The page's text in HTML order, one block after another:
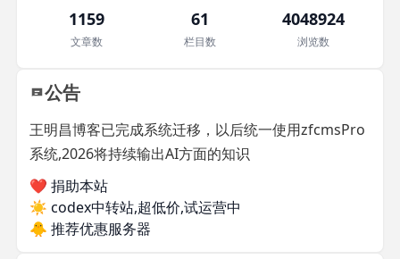
1159
文章数
61
栏目数
4048924
浏览数
公告
王明昌博客已完成系统迁移，以后统一使用zfcmsPro
系统,2026将持续输出AI方面的知识
❤️ 捐助本站
☀️ codex中转站,超低价,试运营中
🐥 推荐优惠服务器